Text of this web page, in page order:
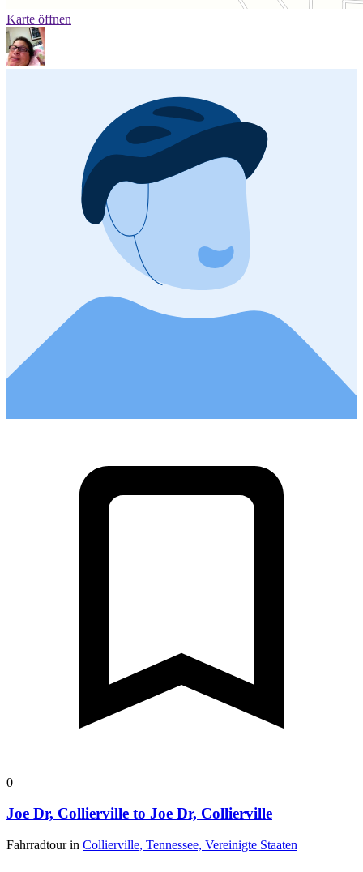
Karte öffnen
0
Joe Dr, Collierville to Joe Dr, Collierville
Fahrradtour in Collierville, Tennessee, Vereinigte Staaten